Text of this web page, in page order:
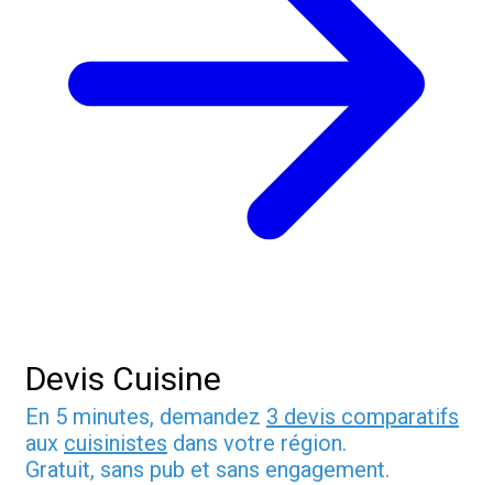
Devis Cuisine
En 5 minutes, demandez 3 devis comparatifs
aux cuisinistes dans votre région.
Gratuit, sans pub et sans engagement.